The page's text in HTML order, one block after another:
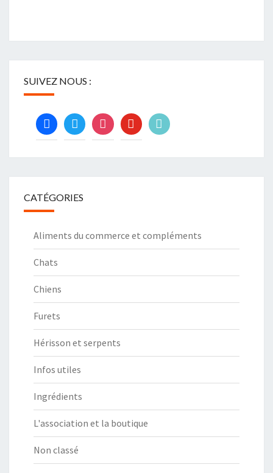
SUIVEZ NOUS :
facebooktwitterinstagramyoutubetiktok
CATÉGORIES
Aliments du commerce et compléments
Chats
Chiens
Furets
Hérisson et serpents
Infos utiles
Ingrédients
L'association et la boutique
Non classé